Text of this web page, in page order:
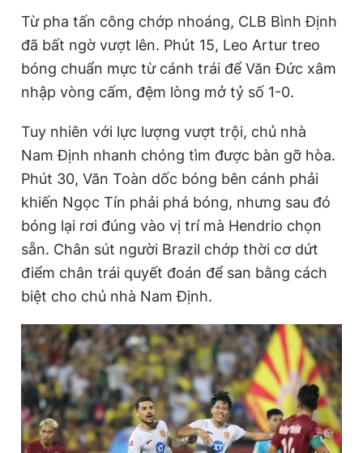
Từ pha tấn công chớp nhoáng, CLB Bình Định
đã bất ngờ vượt lên. Phút 15, Leo Artur treo
bóng chuẩn mực từ cánh trái để Văn Đức xâm
nhập vòng cấm, đệm lòng mở tỷ số 1-0.
Tuy nhiên với lực lượng vượt trội, chủ nhà
Nam Định nhanh chóng tìm được bàn gỡ hòa.
Phút 30, Văn Toàn dốc bóng bên cánh phải
khiến Ngọc Tín phải phá bóng, nhưng sau đó
bóng lại rơi đúng vào vị trí mà Hendrio chọn
sẵn. Chân sút người Brazil chớp thời cơ dứt
điểm chân trái quyết đoán để san bằng cách
biệt cho chủ nhà Nam Định.